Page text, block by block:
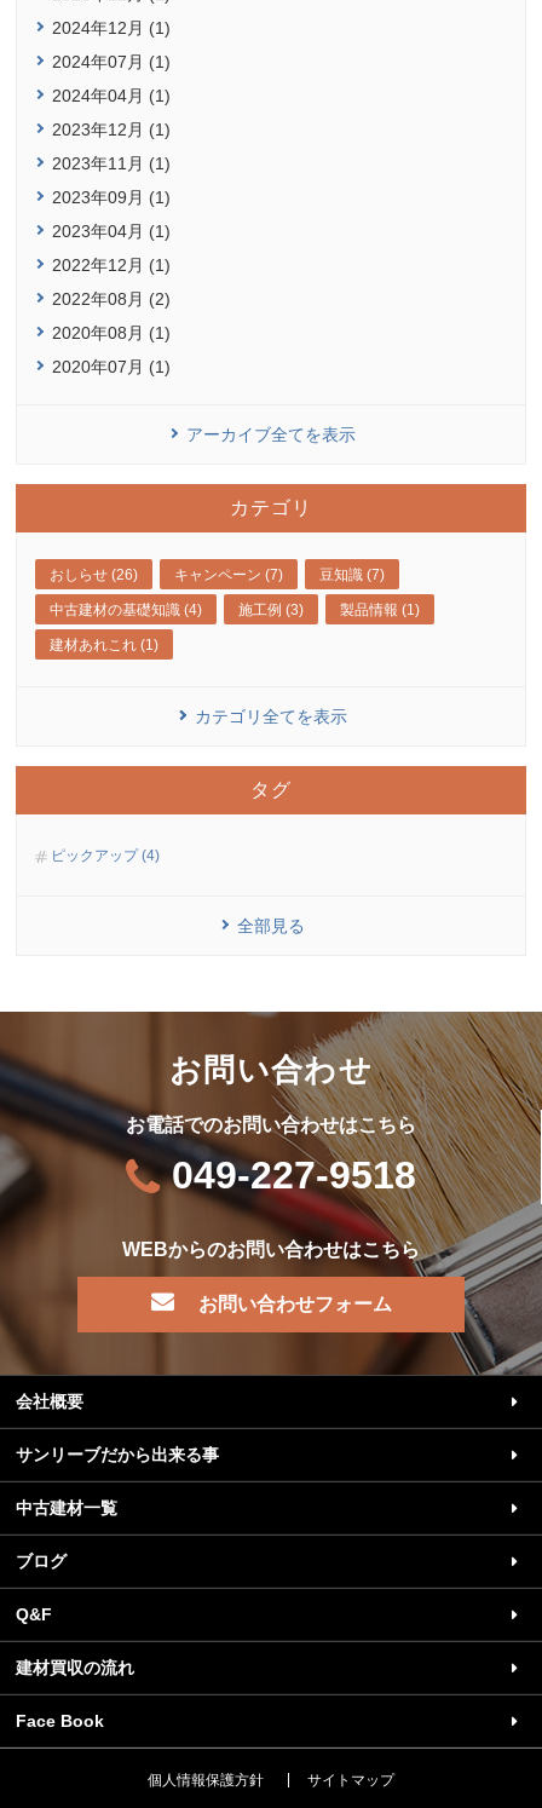
2024年12月 (1)
2024年07月 (1)
2024年04月 (1)
2023年12月 (1)
2023年11月 (1)
2023年09月 (1)
2023年04月 (1)
2022年12月 (1)
2022年08月 (2)
2020年08月 (1)
2020年07月 (1)
アーカイブ全てを表示
カテゴリ
おしらせ (26) キャンペーン (7) 豆知識 (7)
中古建材の基礎知識 (4) 施工例 (3) 製品情報 (1)
建材あれこれ (1)
カテゴリ全てを表示
タグ
ピックアップ (4)
全部見る
お問い合わせ
お電話でのお問い合わせはこちら
049-227-9518
WEBからのお問い合わせはこちら
お問い合わせフォーム
会社概要
サンリーブだから出来る事
中古建材一覧
ブログ
Q&F
建材買収の流れ
Face Book
個人情報保護方針 サイトマップ